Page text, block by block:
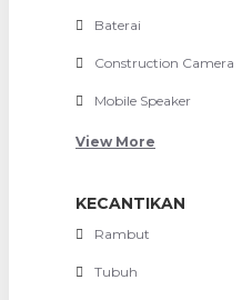
Baterai
Construction Camera
Mobile Speaker
View More
KECANTIKAN
Rambut
Tubuh